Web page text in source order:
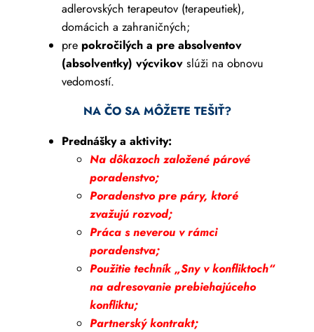
adlerovských terapeutov (terapeutiek),
domácich a zahraničných;
pre pokročilých a pre absolventov
(absolventky) výcvikov slúži na obnovu
vedomostí.
NA ČO SA MÔŽETE TEŠIŤ?
Prednášky a aktivity:
Na dôkazoch založené párové
poradenstvo;
Poradenstvo pre páry, ktoré
zvažujú rozvod;
Práca s neverou v rámci
poradenstva;
Použitie techník „Sny v konfliktoch“
na adresovanie prebiehajúceho
konfliktu;
Partnerský kontrakt;